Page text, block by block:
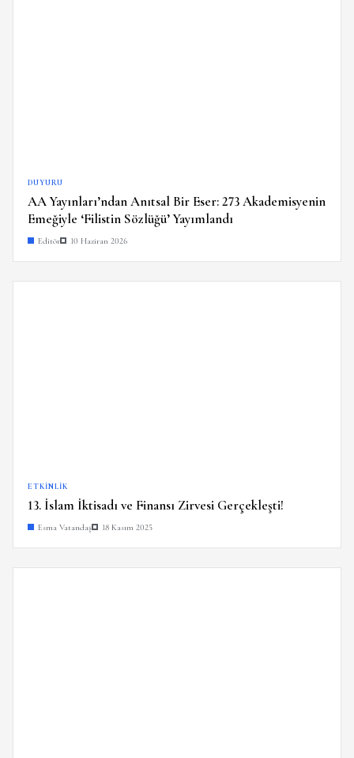
DUYURU
AA Yayınları’ndan Anıtsal Bir Eser: 273 Akademisyenin
Emeğiyle ‘Filistin Sözlüğü’ Yayımlandı
Editör 10 Haziran 2026
ETKINLIK
13. İslam İktisadı ve Finansı Zirvesi Gerçekleşti!
Esma Vatandaş 18 Kasım 2025